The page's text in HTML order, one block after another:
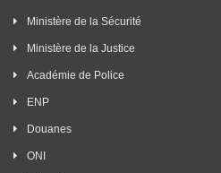
Ministère de la Sécurité
Ministère de la Justice
Académie de Police
ENP
Douanes
ONI